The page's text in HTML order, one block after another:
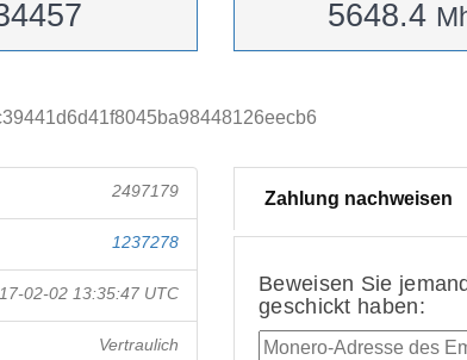
5648.4
2497179
1237278
02-02 13:35:47 UTC
Vertraulich
Zahlung nachweisen
Beweisen Sie
geschickt haben: